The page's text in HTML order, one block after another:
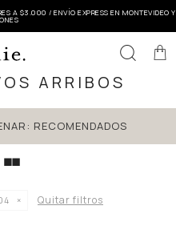
A $3.000 / ENVÍO EXPRESS EN MONTEVIDEO Y
ARRIBOS
RECOMENDADOS
Quitar filtros